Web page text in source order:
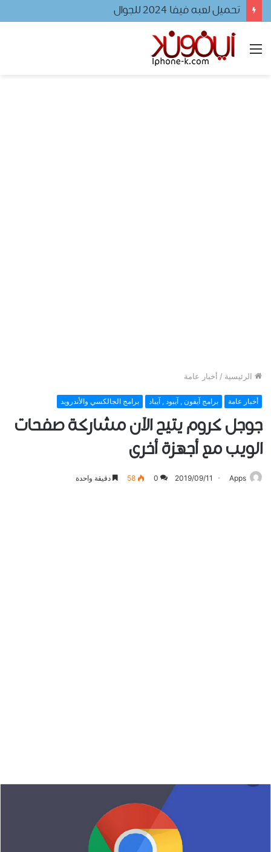
تحميل لعبه فيفا ٢٠٢٤ للجوال
القائمة
الرئيسية / أخبار عامة
أخبار عامة برامج آيفون , آيبود , آيباد برامج الجالكسي والأندرويد
ﺟﻮﺟﻞ ﻛﺮﻭﻡ ﻳﺘﻴﺢ الآن مشاركة ﺻﻔﺤﺎﺕ
ﺍﻟﻮﻳﺐ مع ﺃﺟﻬﺰﺓ ﺃﺧﺮﻯ
Apps
2019/09/11
0
58 دقيقة واحدة